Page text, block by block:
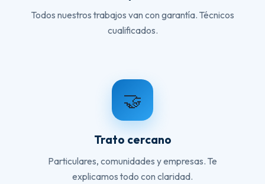
Todos nuestros trabajos van con garantía. Técnicos
cualificados.
🤝
Trato cercano
Particulares, comunidades y empresas. Te
explicamos todo con claridad.